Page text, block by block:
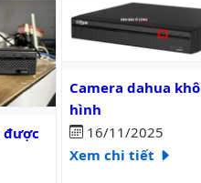
bao nhiêu ngày
được
Camera dahua không
Camera dahua
hình
16/11/2025
Xem chi tiết